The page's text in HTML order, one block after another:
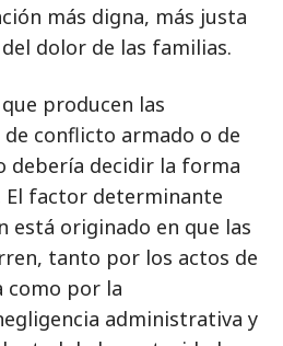
más digna, más justa
dolor de las familias.
producen las
de conflicto armado o de
debería decidir la forma
El factor determinante
está originado en que las
tanto por los actos de
como por la
administrativa y